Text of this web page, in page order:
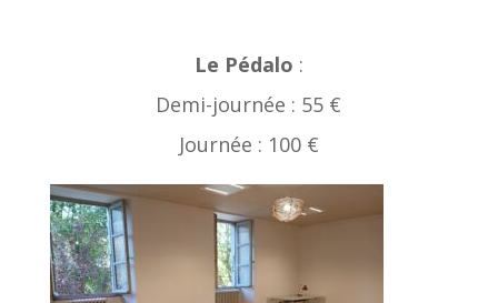
Le Pédalo :
Demi-journée : 55 €
Journée : 100 €